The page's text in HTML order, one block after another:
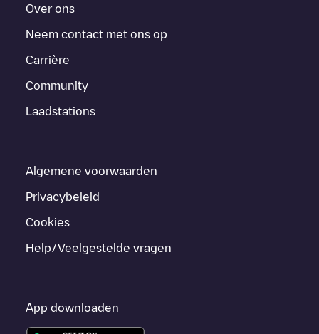
Over ons
Neem contact met ons op
Carrière
Community
Laadstations
Algemene voorwaarden
Privacybeleid
Cookies
Help/Veelgestelde vragen
App downloaden